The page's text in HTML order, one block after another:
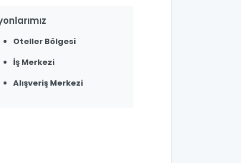
Oteller Bölgesi
İş Merkezi
Alışveriş Merkezi